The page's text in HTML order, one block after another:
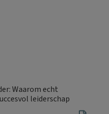
Waarom echt
leiderschap